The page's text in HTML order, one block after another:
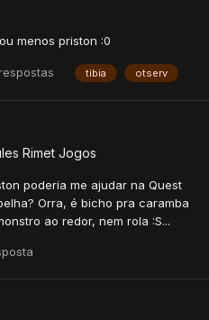
menos priston :0
tibia otserv
Rimet Jogos
poderia me ajudar na Quest
Orra, é bicho pra caramba
ao redor, nem rola :S...